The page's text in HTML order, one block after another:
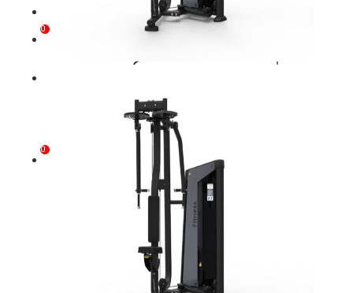
0
Chưa có sản phẩm trong giỏ hàng.
0
Chưa có sản phẩm trong giỏ hàng.